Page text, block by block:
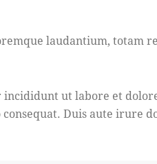
laudantium, totam
ut labore et
Duis aute irure